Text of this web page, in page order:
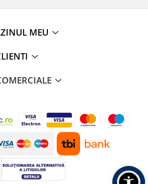
MEU